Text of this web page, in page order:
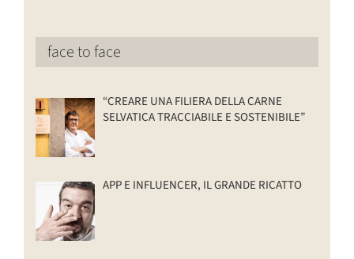
face to face
“CREARE UNA FILIERA DELLA CARNE
SELVATICA TRACCIABILE E SOSTENIBILE”
APP E INFLUENCER, IL GRANDE RICATTO